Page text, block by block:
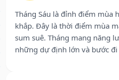
Tháng Sáu là đỉnh điểm mùa
khắp. Đây là thời điểm mùa
sum suê. Tháng mang năng
những dự định lớn và bước đi